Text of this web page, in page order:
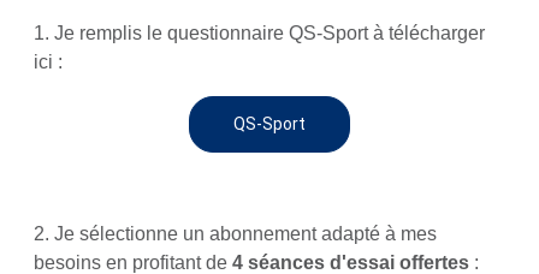
1. Je remplis le questionnaire QS-Sport à télécharger
ici :
QS-Sport
2. Je sélectionne un abonnement adapté à mes
besoins en profitant de 4 séances d'essai offertes :